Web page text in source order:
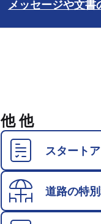
メッセージや文書
他 他
スタート
道路の特